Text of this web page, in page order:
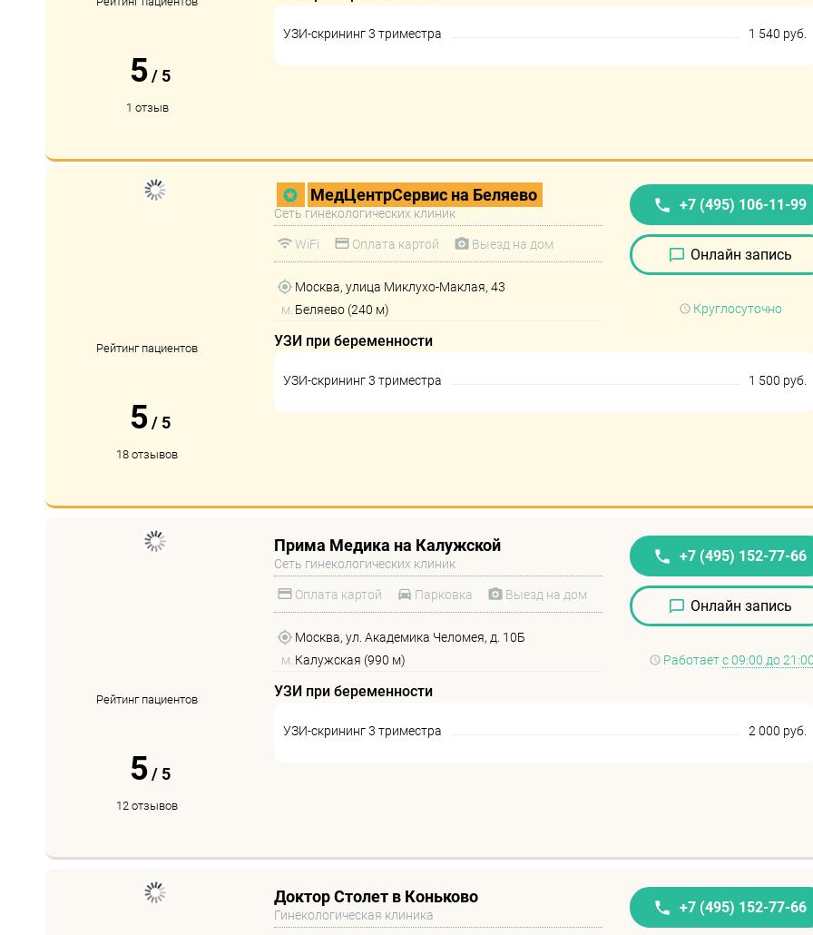
5 / 5
1 отзыв
УЗИ-скрининг 3 триместра 1 540 руб.
Рейтинг пациентов
5 / 5
18 отзывов
МедЦентрСервис на Беляево
Сеть гинекологических клиник
WiFi Оплата картой Выезд на дом
Москва, улица Миклухо-Маклая, 43
м. Беляево (240 м)
УЗИ при беременности
УЗИ-скрининг 3 триместра 1 500 руб.
+7 (495) 106-11-99
Онлайн запись
Круглосуточно
Рейтинг пациентов
5 / 5
12 отзывов
Прима Медика на Калужской
Сеть гинекологических клиник
Оплата картой Парковка Выезд на дом
Москва, ул. Академика Челомея, д. 10Б
м. Калужская (990 м)
УЗИ при беременности
УЗИ-скрининг 3 триместра 2 000 руб.
+7 (495) 152-77-66
Онлайн запись
Работаетс 09:00 до
Доктор Столет в Коньково
Гинекологическая клиника +7 (495) 152-77-66